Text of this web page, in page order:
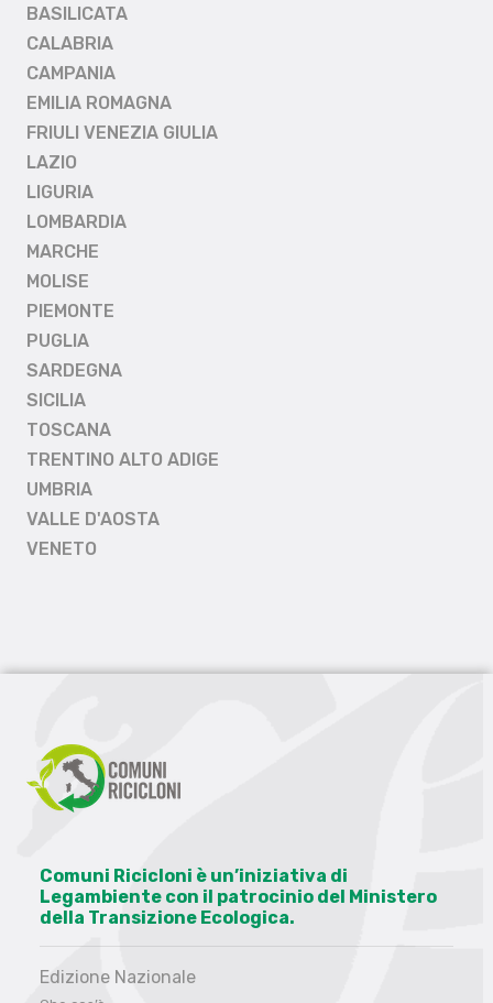
BASILICATA
CALABRIA
CAMPANIA
EMILIA ROMAGNA
FRIULI VENEZIA GIULIA
LAZIO
LIGURIA
LOMBARDIA
MARCHE
MOLISE
PIEMONTE
PUGLIA
SARDEGNA
SICILIA
TOSCANA
TRENTINO ALTO ADIGE
UMBRIA
VALLE D'AOSTA
VENETO
Comuni Ricicloni è un’iniziativa di
Legambiente con il patrocinio del Ministero
della Transizione Ecologica.
Edizione Nazionale